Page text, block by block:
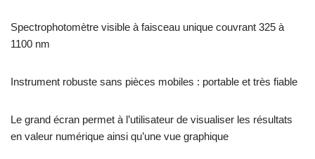
Spectrophotomètre visible à faisceau unique couvrant 325 à
1100 nm
Instrument robuste sans pièces mobiles : portable et très fiable
Le grand écran permet à l’utilisateur de visualiser les résultats
en valeur numérique ainsi qu’une vue graphique